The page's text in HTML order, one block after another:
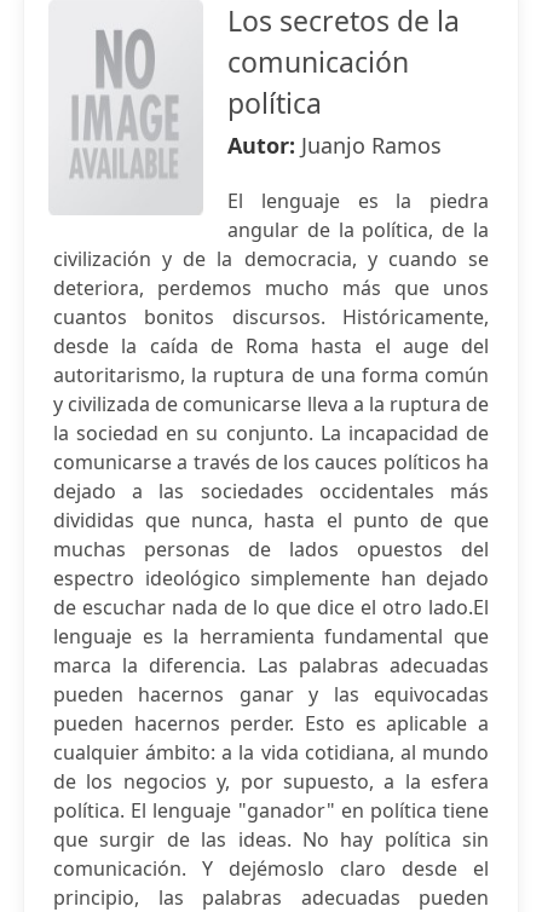
Los secretos de la
comunicación
política
Autor: Juanjo Ramos
El lenguaje es la piedra
angular de la política, de la
civilización y de la democracia, y cuando se
deteriora, perdemos mucho más que unos
cuantos bonitos discursos. Históricamente,
desde la caída de Roma hasta el auge del
autoritarismo, la ruptura de una forma común
y civilizada de comunicarse lleva a la ruptura de
la sociedad en su conjunto. La incapacidad de
comunicarse a través de los cauces políticos ha
dejado a las sociedades occidentales más
divididas que nunca, hasta el punto de que
muchas personas de lados opuestos del
espectro ideológico simplemente han dejado
de escuchar nada de lo que dice el otro lado.El
lenguaje es la herramienta fundamental que
marca la diferencia. Las palabras adecuadas
pueden hacernos ganar y las equivocadas
pueden hacernos perder. Esto es aplicable a
cualquier ámbito: a la vida cotidiana, al mundo
de los negocios y, por supuesto, a la esfera
política. El lenguaje "ganador" en política tiene
que surgir de las ideas. No hay política sin
comunicación. Y dejémoslo claro desde el
principio, las palabras adecuadas pueden